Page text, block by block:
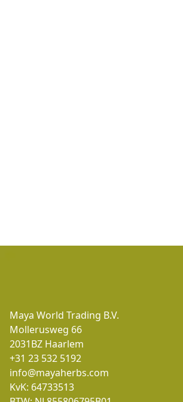
Maya World Trading B.V.
Mollerusweg 66
2031BZ Haarlem
+31 23 532 5192
info@mayaherbs.com
KvK: 64733513